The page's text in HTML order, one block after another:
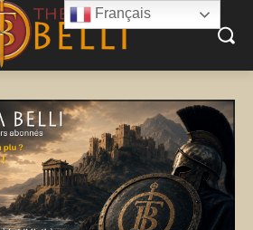
Français